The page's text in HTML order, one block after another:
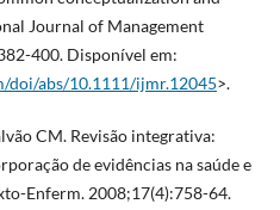
Journal of Management
400. Disponível em:
doi/abs/10.1111/ijmr.12045>.
CM. Revisão integrativa:
de evidências na saúde e
Enferm. 2008;17(4):758-64.